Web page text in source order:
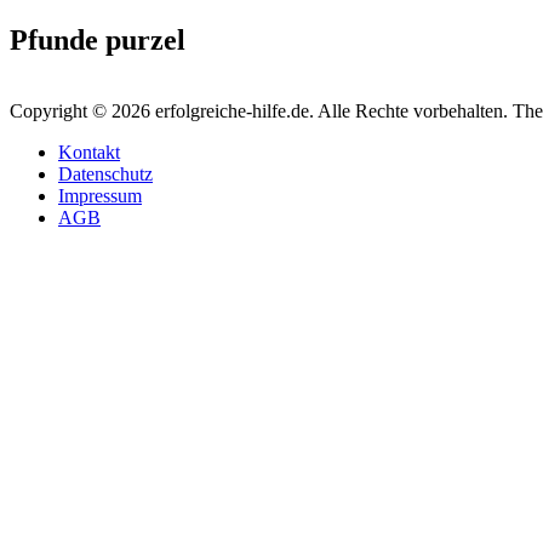
Pfunde purzel
Copyright © 2026 erfolgreiche-hilfe.de. Alle Rechte vorbehalten.
Kontakt
Datenschutz
Impressum
AGB